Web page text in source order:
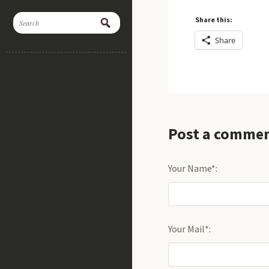
Share this:
Share
Post a
Your Name*:
Your Mail*: